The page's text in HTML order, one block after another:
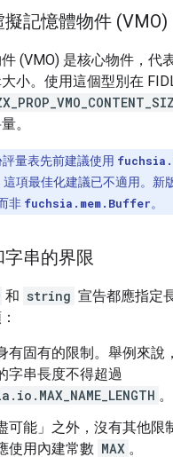
記憶體物件 (VMO)
(VMO) 是核心物件，代
小。使用這個型別在
。
量表先前建議使用
項最佳化建議已不適用。新
非 fuchsia.mem.Buffer。
串的界限
和 string 宣告都應指定
有固有的限制。舉例來說
字串長度不得超過
。
可能」之外，沒有其他限
使用內建常數 MAX 。